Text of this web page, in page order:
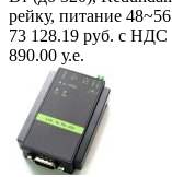
рейку, питание
73 128.19 руб. с НДС
890.00 у.е.